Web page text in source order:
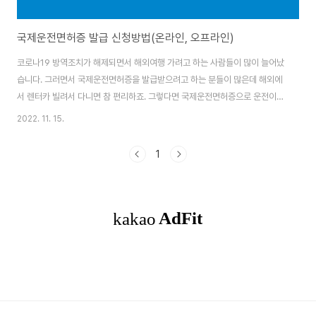
국제운전면허증 발급 신청방법(온라인, 오프라인)
코로나19 방역조치가 해제되면서 해외여행 가려고 하는 사람들이 많이 늘어났
습니다. 그러면서 국제운전면허증을 발급받으려고 하는 분들이 많은데 해외에
서 렌터카 빌려서 다니면 참 편리하죠. 그렇다면 국제운전면허증으로 운전이
가능한 국가와 국제운전면허증 발급 신청방법에 대해 안내드리도록 하겠습니
가능한 국가는 아래와 같은데 제네바 협약을 체결한 나라에서 가능하며 베트남
있으니 미납 과태료가 있다면 미리 납부하시기 바랍니다...
2022. 11. 15.
1